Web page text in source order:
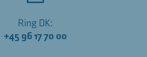
Ring DK:
+45 96 17 70 00